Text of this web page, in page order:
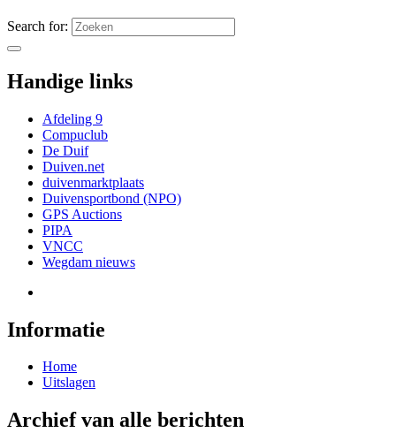
Search for:
Handige links
Afdeling 9
Compuclub
De Duif
Duiven.net
duivenmarktplaats
Duivensportbond (NPO)
GPS Auctions
PIPA
VNCC
Wegdam nieuws
Informatie
Home
Uitslagen
Archief van alle berichten